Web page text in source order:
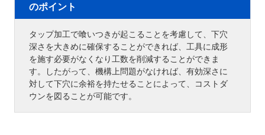
のポイント
タップ加工で喰いつきが起こることを考慮して、下穴
深さを大きめに確保することができれば、工具に成形
を施す必要がなくなり工数を削減することができま
す。したがって、機構上問題がなければ、有効深さに
対して下穴に余裕を持たせることによって、コストダ
ウンを図ることが可能です。